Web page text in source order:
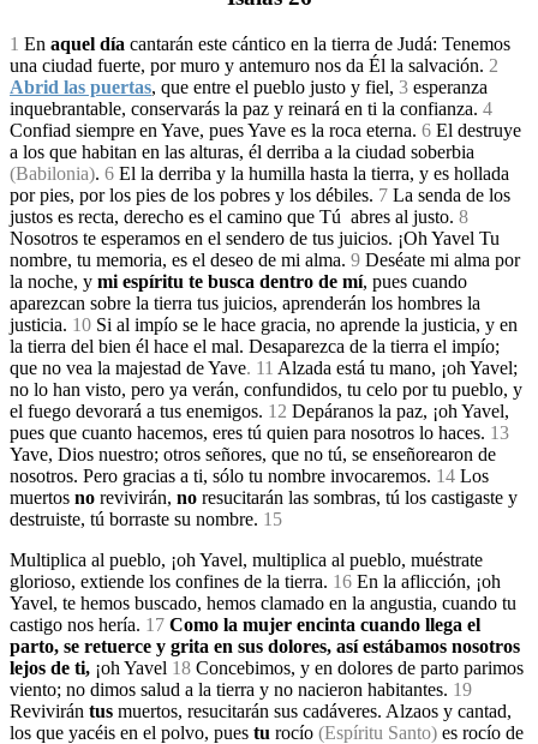
1 En aquel día cantarán este cántico en la tierra de Judá: Tenemos
una ciudad fuerte, por muro y antemuro nos da Él la salvación. 2
Abrid las puertas, que entre el pueblo justo y fiel, 3 esperanza
inquebrantable, conservarás la paz y reinará en ti la confianza. 4
Confiad siempre en Yave, pues Yave es la roca eterna. 6 El destruye
a los que habitan en las alturas, él derriba a la ciudad soberbia
(Babilonia). 6 El la derriba y la humilla hasta la tierra, y es hollada
por pies, por los pies de los pobres y los débiles. 7 La senda de los
justos es recta, derecho es el camino que Tú abres al justo. 8
Nosotros te esperamos en el sendero de tus juicios. ¡Oh Yavel Tu
nombre, tu memoria, es el deseo de mi alma. 9 Deséate mi alma por
la noche, y mi espíritu te busca dentro de mí, pues cuando
aparezcan sobre la tierra tus juicios, aprenderán los hombres la
justicia. 10 Si al impío se le hace gracia, no aprende la justicia, y en
la tierra del bien él hace el mal. Desaparezca de la tierra el impío;
que no vea la majestad de Yave. 11 Alzada está tu mano, ¡oh Yavel;
no lo han visto, pero ya verán, confundidos, tu celo por tu pueblo, y
el fuego devorará a tus enemigos. 12 Depáranos la paz, ¡oh Yavel,
pues que cuanto hacemos, eres tú quien para nosotros lo haces. 13
Yave, Dios nuestro; otros señores, que no tú, se enseñorearon de
nosotros. Pero gracias a ti, sólo tu nombre invocaremos. 14 Los
muertos no revivirán, no resucitarán las sombras, tú los castigaste y
destruiste, tú borraste su nombre. 15
Multiplica al pueblo, ¡oh Yavel, multiplica al pueblo, muéstrate
glorioso, extiende los confines de la tierra. 16 En la aflicción, ¡oh
Yavel, te hemos buscado, hemos clamado en la angustia, cuando tu
castigo nos hería. 17 Como la mujer encinta cuando llega el
parto, se retuerce y grita en sus dolores, así estábamos nosotros
lejos de ti, ¡oh Yavel 18 Concebimos, y en dolores de parto parimos
viento; no dimos salud a la tierra y no nacieron habitantes. 19
Revivirán tus muertos, resucitarán sus cadáveres. Alzaos y cantad,
los que yacéis en el polvo, pues tu rocío (Espíritu Santo) es rocío de